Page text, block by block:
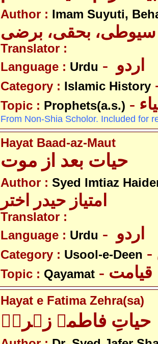
Author : Imam Suyuti,
سیوطی، بحقی، برضی
Translator :
Language : Urdu
Category : Islamic History
Topic : Prophets(a.s.)
From Non-Shia Scholor. Included for
Hayat Baad-az-Maut
Author : Syed Imtiaz
امتیاز حیدر اختر
Translator :
Language : Urdu
Category : Usool-e-Deen
Topic : Qayamat - قیامت
Hayat e Fatima Zehra(sa)
حیاتِ فاطمہ زہراؑ